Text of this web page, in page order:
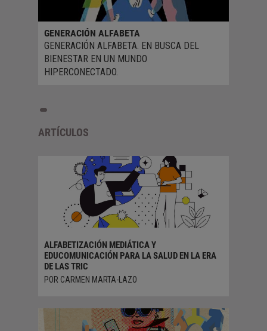
GENERACIÓN ALFABETA
GENERACIÓN ALFABETA. EN BUSCA DEL
BIENESTAR EN UN MUNDO
HIPERCONECTADO.
ARTÍCULOS
ALFABETIZACIÓN MEDIÁTICA Y
EDUCOMUNICACIÓN PARA LA SALUD EN LA ERA
DE LAS TRIC
POR CARMEN MARTA-LAZO